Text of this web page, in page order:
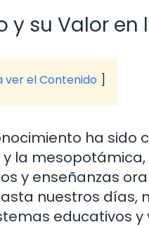
y su Valor en
ver el Contenido
ha sido
la
y enseñanzas
nuestros días,
educativos